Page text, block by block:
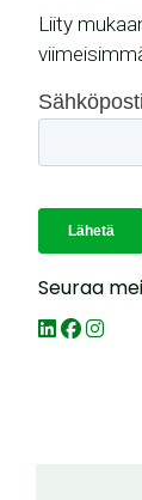
Liity
Seuraa